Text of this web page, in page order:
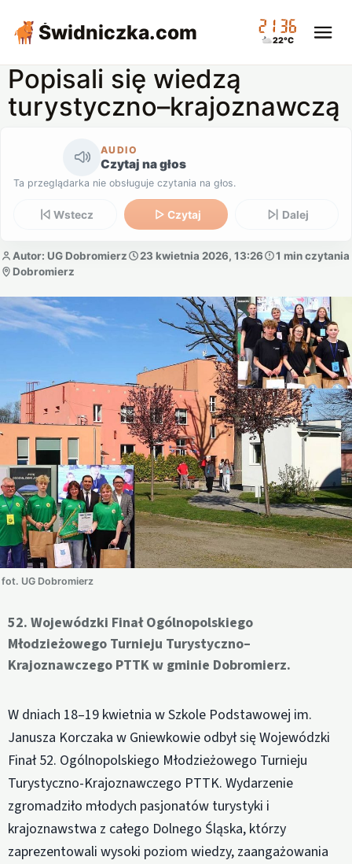
Świdniczka.com 21:36
22°C
Popisali się wiedzą
turystyczno–krajoznawczą
AUDIO
Czytaj na głos
Ta przeglądarka nie obsługuje czytania na głos.
Wstecz Czytaj Dalej
Autor: UG Dobromierz 23 kwietnia 2026, 13:26
1 min czytania
Dobromierz
fot. UG Dobromierz
52. Wojewódzki Finał Ogólnopolskiego
Młodzieżowego Turnieju Turystyczno–
Krajoznawczego PTTK w gminie Dobromierz.
W dniach 18–19 kwietnia w Szkole Podstawowej im.
Janusza Korczaka w Gniewkowie odbył się Wojewódzki
Finał 52. Ogólnopolskiego Młodzieżowego Turnieju
Turystyczno-Krajoznawczego PTTK. Wydarzenie
zgromadziło młodych pasjonatów turystyki i
krajoznawstwa z całego Dolnego Śląska, którzy
zaprezentowali wysoki poziom wiedzy, zaangażowania